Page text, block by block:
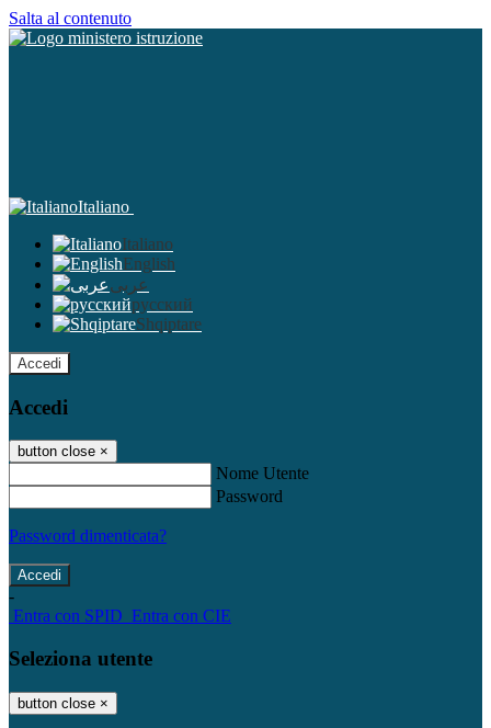
Salta al contenuto
Italiano
Italiano
English
عربى
русский
Shqiptare
Accedi
Accedi
button close ×
Nome Utente
Password
Password dimenticata?
-
Entra con SPID Entra con CIE
Seleziona utente
button close ×